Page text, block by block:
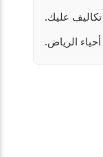
عليك.
الرياض.